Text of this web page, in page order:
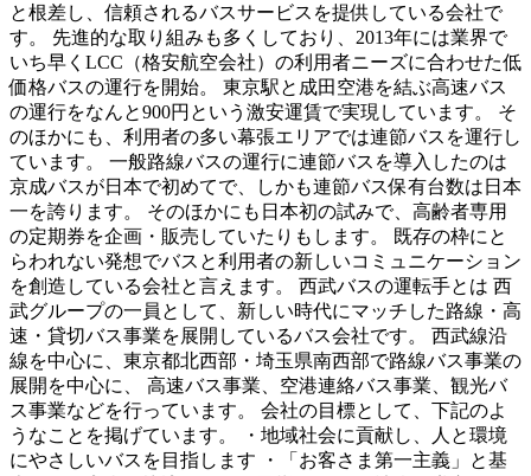
と根差し、信頼されるバスサービスを提供している会社で
す。 先進的な取り組みも多くしており、2013年には業界で
いち早くLCC（格安航空会社）の利用者ニーズに合わせた低
価格バスの運行を開始。 東京駅と成田空港を結ぶ高速バス
の運行をなんと900円という激安運賃で実現しています。 そ
のほかにも、利用者の多い幕張エリアでは連節バスを運行し
ています。 一般路線バスの運行に連節バスを導入したのは
京成バスが日本で初めてで、しかも連節バス保有台数は日本
一を誇ります。 そのほかにも日本初の試みで、高齢者専用
の定期券を企画・販売していたりもします。 既存の枠にと
らわれない発想でバスと利用者の新しいコミュニケーション
を創造している会社と言えます。 西武バスの運転手とは 西
武グループの一員として、新しい時代にマッチした路線・高
速・貸切バス事業を展開しているバス会社です。 西武線沿
線を中心に、東京都北西部・埼玉県南西部で路線バス事業の
展開を中心に、 高速バス事業、空港連絡バス事業、観光バ
ス事業などを行っています。 会社の目標として、下記のよ
うなことを掲げています。 ・地域社会に貢献し、人と環境
にやさしいバスを目指します ・「お客さま第一主義」と基